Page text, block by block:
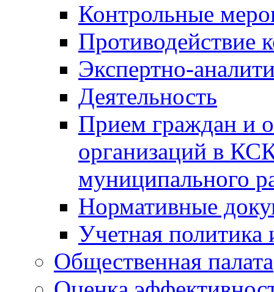
Контрольные
Противодействие
Экспертно-
Деятельность
Прием граждан и
организаций в
муниципального
Нормативные
Учетная политика
Общественная палата